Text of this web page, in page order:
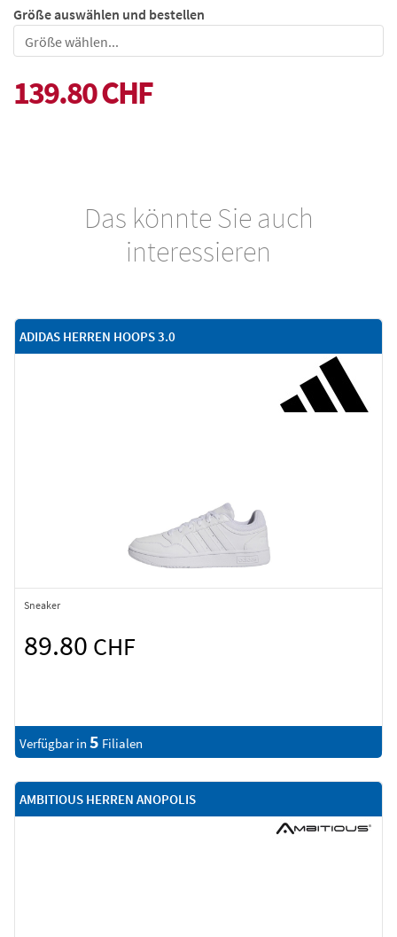
Größe auswählen und bestellen
Größe
139.80 CHF
Das könnte Sie auch
interessieren
ADIDAS HERREN HOOPS 3.0
Sneaker
89.80 CHF
Verfügbar in 5 Filialen
AMBITIOUS HERREN ANOPOLIS